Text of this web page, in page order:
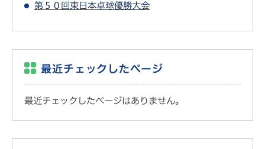
第５０回東日本卓球優勝大会
最近チェックしたページ
最近チェックしたページはありません。